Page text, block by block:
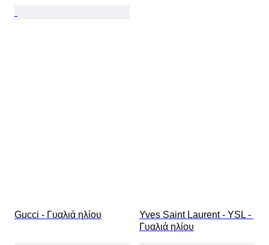
Gucci - Γυαλιά ηλίου
Yves Saint Laurent - YSL -
Γυαλιά ηλίου